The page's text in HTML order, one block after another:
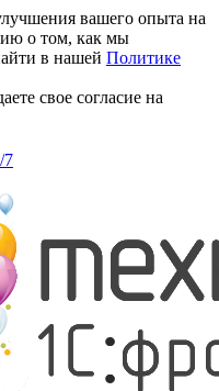
вашего опыта на
о том, как мы
в нашей Политике
свое согласие на